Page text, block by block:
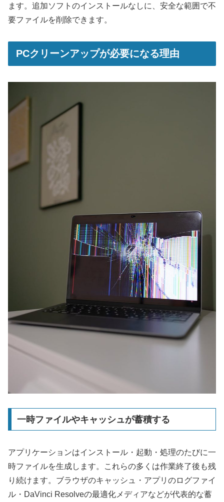
ます。追加ソフトのインストールなしに、安全な範囲で不
要ファイルを削除できます。
PCクリーンアップが必要になる理由
一時ファイルやキャッシュが蓄積する
アプリケーションはインストール・起動・処理のたびに一
時ファイルを生成します。これらの多くは作業終了後も残
り続けます。ブラウザのキャッシュ・アプリのログファイ
ル・DaVinci Resolveの最適化メディアなどが代表的な蓄